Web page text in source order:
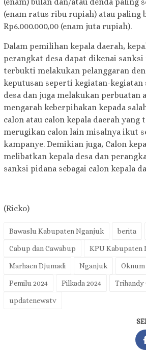
(enam ratus ribu rupiah) atau paling
Rp6.000.000,00 (enam juta rupiah).
Dalam pemilihan kepala daerah,
perangkat desa dapat dikenai
terbukti melakukan pelanggaran
keputusan seperti kegiatan-
desa dan juga melakukan perbuatan
mengarah keberpihakan kepada
calon atau calon kepala daerah yang
merugikan calon lain misalnya ikut
kampanye. Demikian juga, Calon
melibatkan kepala desa dan
sanksi pidana sebagai calon kepala
(Ricko)
Bawaslu Kabupaten Nganjuk berita
Cabup dan Cawabup KPU Kabupaten
Marhaen Djumadi Nganjuk Oknum
Pemilu 2024 Pilkada 2024 Trihandy
updatenewstv